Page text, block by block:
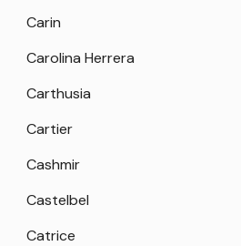
Carin
Carolina Herrera
Carthusia
Cartier
Cashmir
Castelbel
Catrice